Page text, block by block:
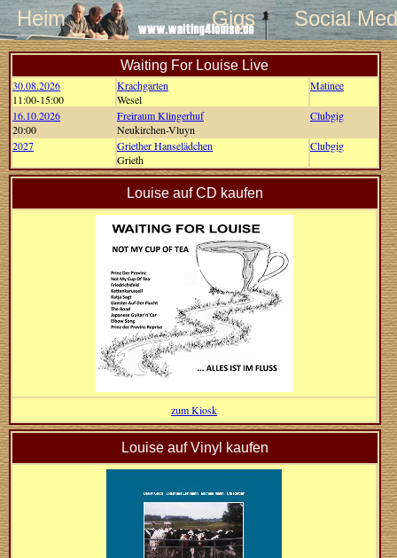
Heim Gigs Social
Waiting For Louise Live
30.08.2026
11:00-15:00
Krachgarten
Wesel
Matinee
16.10.2026
20:00
Freiraum Klingerhuf
Neukirchen-Vluyn
Clubgig
2027
Griether Hanselädchen
Grieth
Clubgig
Louise auf CD kaufen
zum Kiosk
Louise auf Vinyl kaufen